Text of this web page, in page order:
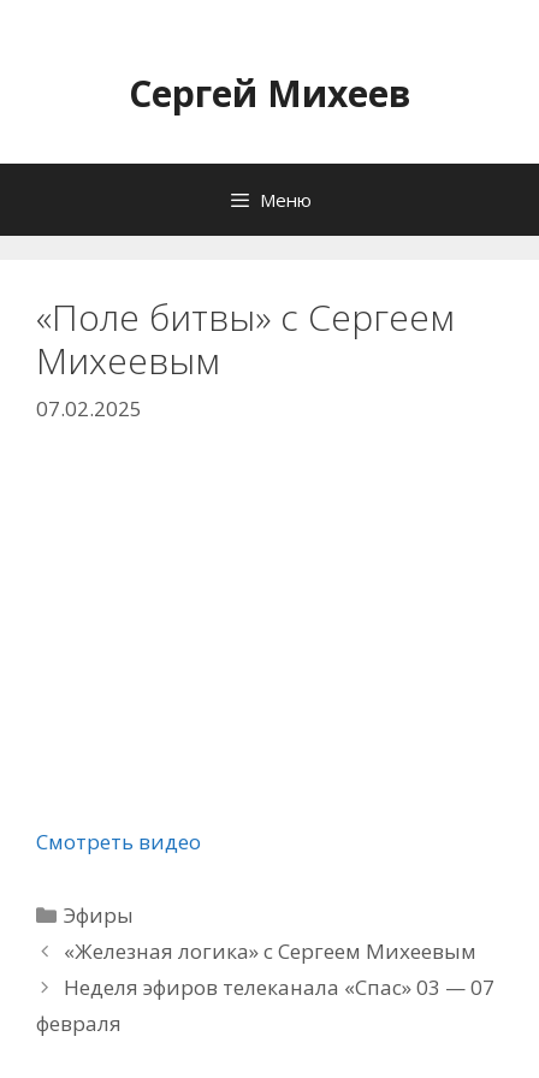
содержимомуСергей Михеев
Меню
«Поле битвы» с Сергеем
Михеевым
07.02.2025
Смотреть видео
Рубрики
Эфиры
«Железная логика» с Сергеем Михеевым
Неделя эфиров телеканала «Спас» 03 — 07
февраля